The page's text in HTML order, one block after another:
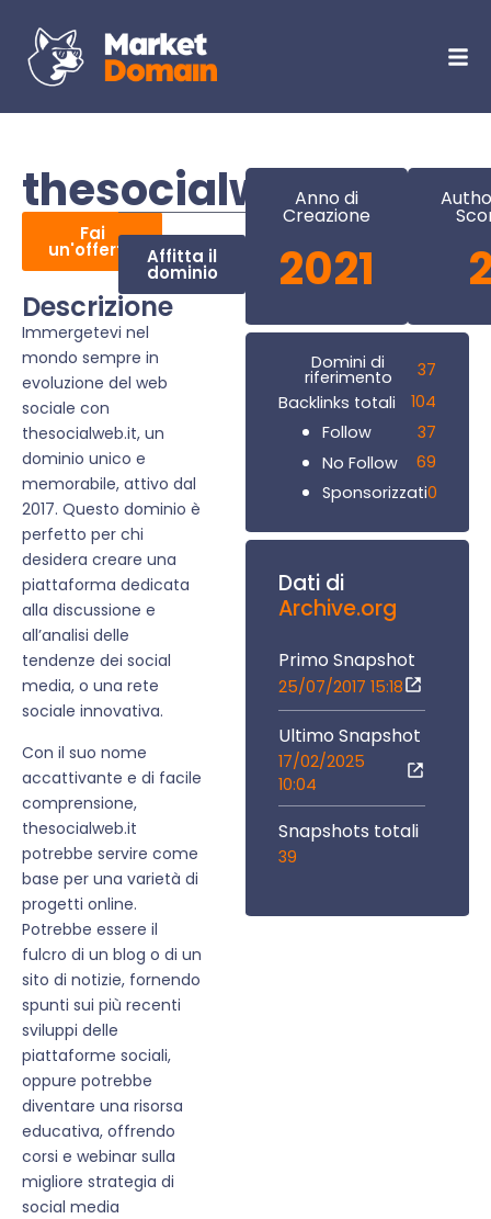
thesocialweb.it
Fai
un'offerta Affitta il
dominio
Descrizione
Immergetevi nel
mondo sempre in
evoluzione del web
sociale con
thesocialweb.it, un
dominio unico e
memorabile, attivo dal
2017. Questo dominio è
perfetto per chi
desidera creare una
piattaforma dedicata
alla discussione e
all’analisi delle
tendenze dei social
media, o una rete
sociale innovativa.
Con il suo nome
accattivante e di facile
comprensione,
thesocialweb.it
potrebbe servire come
base per una varietà di
progetti online.
Potrebbe essere il
fulcro di un blog o di un
sito di notizie, fornendo
spunti sui più recenti
sviluppi delle
piattaforme sociali,
oppure potrebbe
diventare una risorsa
educativa, offrendo
corsi e webinar sulla
migliore strategia di
social media
Anno di
Creazione
2021
Domini di
riferimento
37
Backlinks totali
104
Follow
37
No Follow
69
Sponsorizzati0
Dati di
Archive.org
Primo Snapshot
25/07/2017 15:18
Ultimo Snapshot
17/02/2025
10:04
Snapshots totali
39